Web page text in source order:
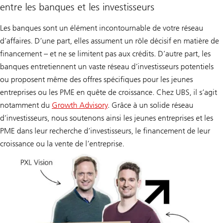
entre les banques et les investisseurs
Les banques sont un élément incontournable de votre réseau
d’affaires. D’une part, elles assument un rôle décisif en matière de
financement – et ne se limitent pas aux crédits. D’autre part, les
banques entretiennent un vaste réseau d’investisseurs potentiels
ou proposent même des offres spécifiques pour les jeunes
entreprises ou les PME en quête de croissance. Chez UBS, il s’agit
notamment du Growth Advisory. Grâce à un solide réseau
d’investisseurs, nous soutenons ainsi les jeunes entreprises et les
PME dans leur recherche d’investisseurs, le financement de leur
croissance ou la vente de l’entreprise.